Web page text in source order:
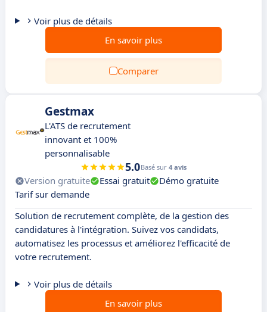
Voir plus de détails
En savoir plus
Comparer
Gestmax
L'ATS de recrutement
innovant et 100%
personnalisable
5.0Basé sur 4 avis
Version gratuite Essai gratuit
Démo gratuite
Tarif sur demande
Solution de recrutement complète, de la gestion des
candidatures à l'intégration. Suivez vos candidats,
automatisez les processus et améliorez l'efficacité de
votre recrutement.
Voir plus de détails
En savoir plus